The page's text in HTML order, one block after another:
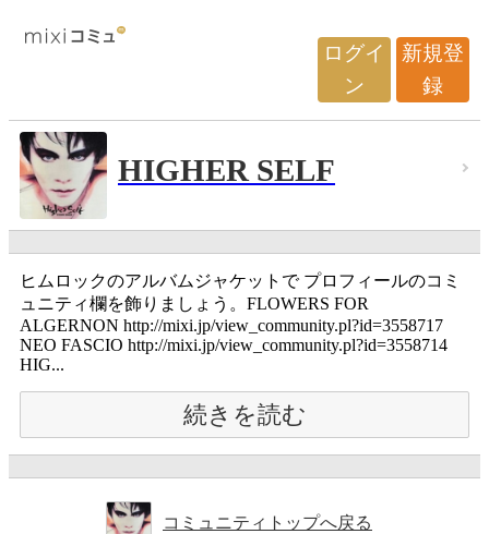
ログイ
ン
新規登
録
HIGHER SELF
ヒムロックのアルバムジャケットで プロフィールのコミ
ュニティ欄を飾りましょう。FLOWERS FOR
ALGERNON http://mixi.jp/view_community.pl?id=3558717
NEO FASCIO http://mixi.jp/view_community.pl?id=3558714
HIG...
続きを読む
コミュニティトップへ戻る